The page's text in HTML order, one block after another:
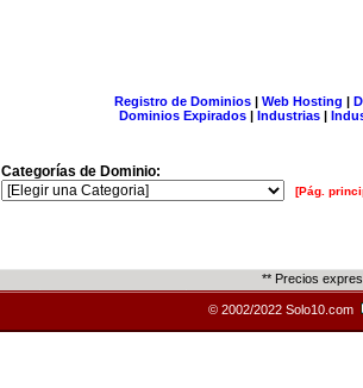
Registro de Dominios| Web Hosting |
Dominios Expirados | Industrias |
Categorías de Dominio:
[Pág.
** Precios
© 2002/2022 Solo10.com